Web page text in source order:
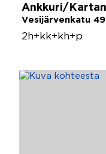
Ankkuri/
Vesijärvenkatu 49
2h+kk+kh+p